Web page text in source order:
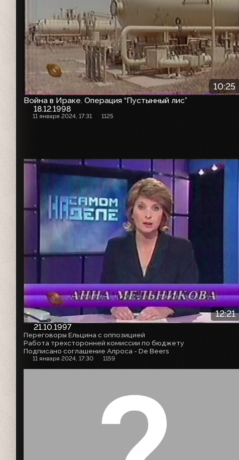
10:25
Война в Ираке. Операция “Пустынный лис”
18.12.1998
11 января 2024, 17:31 1125
12:21
21.10.1997
Переговоры Ельцина с оппозицией
Работа трехсторонней комиссии по бюджету
Подписано соглашение Алроса - De Beers
11 января 2024, 17:30 1159